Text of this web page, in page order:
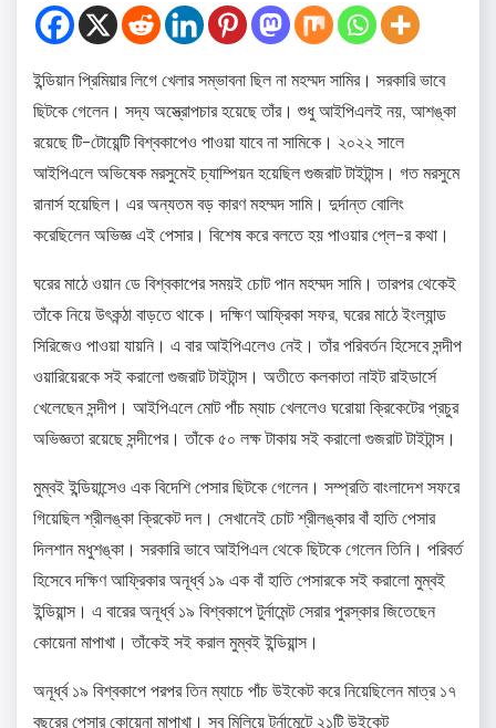
ইন্ডিয়ান প্রিমিয়ার লিগে খেলার সম্ভাবনা ছিল না মহম্মদ সামির। সরকারি ভাবে
ছিটকে গেলেন। সদ্য অস্ত্রোপচার হয়েছে তাঁর। শুধু আইপিএলই নয়, আশঙ্কা
রয়েছে টি-টোয়েন্টি বিশ্বকাপেও পাওয়া যাবে না সামিকে। ২০২২ সালে
আইপিএলে অভিষেক মরসুমেই চ্যাম্পিয়ন হয়েছিল গুজরাট টাইটান্স। গত মরসুমে
রানার্স হয়েছিল। এর অন্যতম বড় কারণ মহম্মদ সামি। দুর্দান্ত বোলিং
করেছিলেন অভিজ্ঞ এই পেসার। বিশেষ করে বলতে হয় পাওয়ার প্লে-র কথা।
ঘরের মাঠে ওয়ান ডে বিশ্বকাপের সময়ই চোট পান মহম্মদ সামি। তারপর থেকেই
তাঁকে নিয়ে উৎকন্ঠা বাড়তে থাকে। দক্ষিণ আফ্রিকা সফর, ঘরের মাঠে ইংল্যান্ড
সিরিজেও পাওয়া যায়নি। এ বার আইপিএলেও নেই। তাঁর পরিবর্তন হিসেবে সন্দীপ
ওয়ারিয়েরকে সই করালো গুজরাট টাইটান্স। অতীতে কলকাতা নাইট রাইডার্সে
খেলেছেন সন্দীপ। আইপিএলে মোট পাঁচ ম্যাচ খেললেও ঘরোয়া ক্রিকেটের প্রচুর
অভিজ্ঞতা রয়েছে সন্দীপের। তাঁকে ৫০ লক্ষ টাকায় সই করালো গুজরাট টাইটান্স।
মুম্বই ইন্ডিয়ান্সেও এক বিদেশি পেসার ছিটকে গেলেন। সম্প্রতি বাংলাদেশ সফরে
গিয়েছিল শ্রীলঙ্কা ক্রিকেট দল। সেখানেই চোট শ্রীলঙ্কার বাঁ হাতি পেসার
দিলশান মধুশঙ্কা। সরকারি ভাবে আইপিএল থেকে ছিটকে গেলেন তিনি। পরিবর্ত
হিসেবে দক্ষিণ আফ্রিকার অনূর্ধ্ব ১৯ এক বাঁ হাতি পেসারকে সই করালো মুম্বই
ইন্ডিয়ান্স। এ বারের অনূর্ধ্ব ১৯ বিশ্বকাপে টুর্নামেন্ট সেরার পুরস্কার জিতেছেন
কোয়েনা মাপাখা। তাঁকেই সই করাল মুম্বই ইন্ডিয়ান্স।
অনূর্ধ্ব ১৯ বিশ্বকাপে পরপর তিন ম্যাচে পাঁচ উইকেট করে নিয়েছিলেন মাত্র ১৭
বছরের পেসার কোয়েনা মাপাখা। সব মিলিয়ে টুর্নামেন্টে ২১টি উইকেট